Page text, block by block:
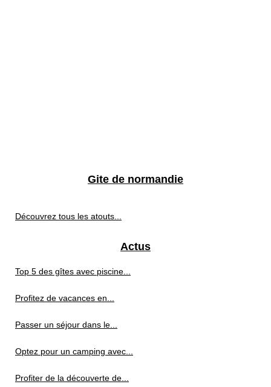
Gite de normandie
Découvrez tous les atouts...
Actus
Top 5 des gîtes avec piscine...
Profitez de vacances en...
Passer un séjour dans le...
Optez pour un camping avec...
Profiter de la découverte de...